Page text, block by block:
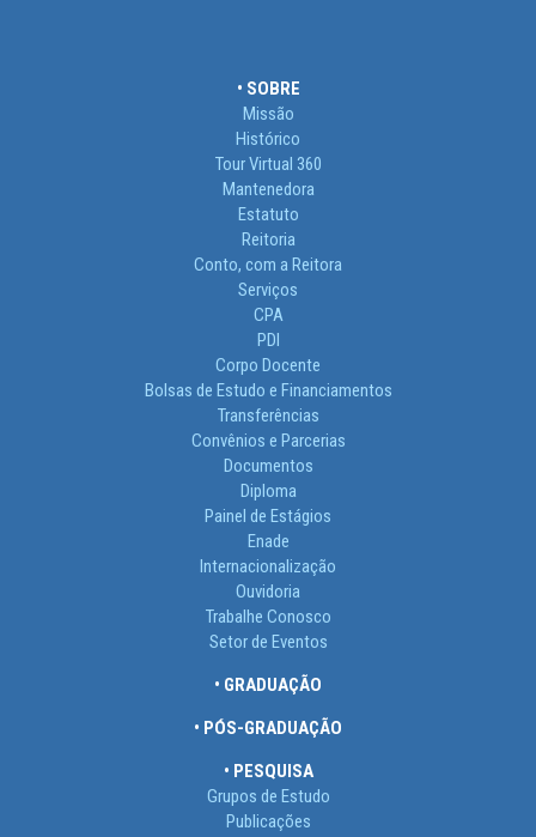
• SOBRE
Missão
Histórico
Tour Virtual 360
Mantenedora
Estatuto
Reitoria
Conto, com a Reitora
Serviços
CPA
PDI
Corpo Docente
Bolsas de Estudo e Financiamentos
Transferências
Convênios e Parcerias
Documentos
Diploma
Painel de Estágios
Enade
Internacionalização
Ouvidoria
Trabalhe Conosco
Setor de Eventos
• GRADUAÇÃO
• PÓS-GRADUAÇÃO
• PESQUISA
Grupos de Estudo
Publicações